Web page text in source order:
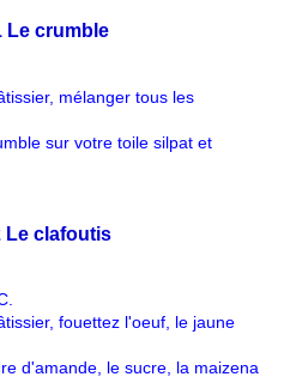
Le crumble
mélanger tous les
sur votre toile silpat et
Le clafoutis
fouettez l'oeuf, le jaune
d'amande, le sucre, la maizena